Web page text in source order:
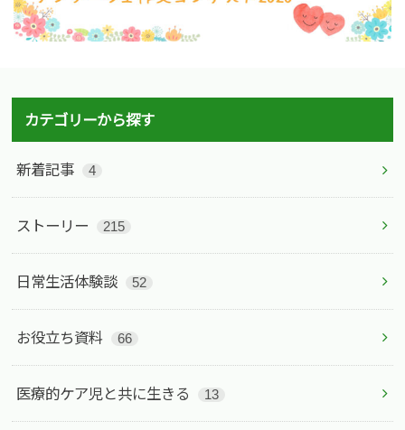
カテゴリーから探す
新着記事 4
ストーリー 215
日常生活体験談 52
お役立ち資料 66
医療的ケア児と共に生きる 13